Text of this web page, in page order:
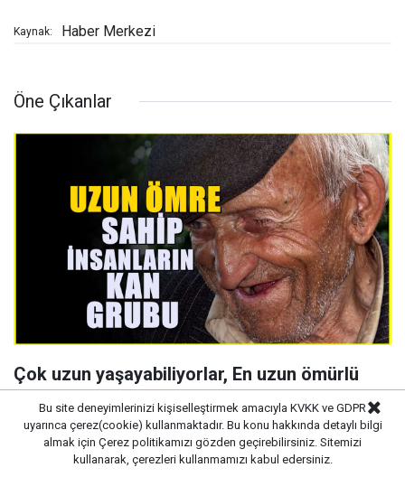
Kaynak: Haber Merkezi
Öne Çıkanlar
Çok uzun yaşayabiliyorlar, En uzun ömürlü
kan grubu
Bu site deneyimlerinizi kişiselleştirmek amacıyla KVKK ve GDPR
uyarınca çerez(cookie) kullanmaktadır. Bu konu hakkında detaylı bilgi
almak için Çerez politikamızı gözden geçirebilirsiniz. Sitemizi
kullanarak, çerezleri kullanmamızı kabul edersiniz.